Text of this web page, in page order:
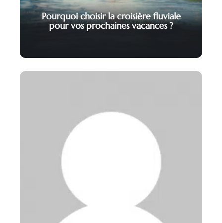
Pourquoi choisir la croisière fluviale
pour vos prochaines vacances ?